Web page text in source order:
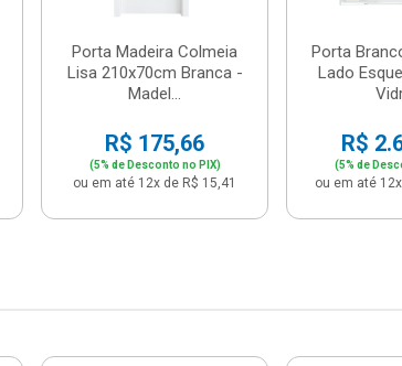
Porta Madeira Colmeia
Lisa 210x70cm Branca -
Madel...
R$ 175,66
(5% de Desconto no PIX)
ou em até 12x de R$ 15,41
Porta
Lado
R$
(5% de
ou em até